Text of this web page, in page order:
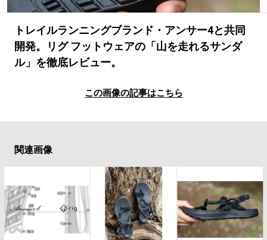
#ととけん #FASHION #MUSIC
#LIFESTYLE #SNEAKER #OUTDOOR
#SPORTS #HANDSOME HANDBOOK
トレイルランニングブランド・アンサー4と共同
開発。リグ フットウェアの「山を走れるサンダ
ル」を徹底レビュー。
この画像の記事はこちら
関連画像